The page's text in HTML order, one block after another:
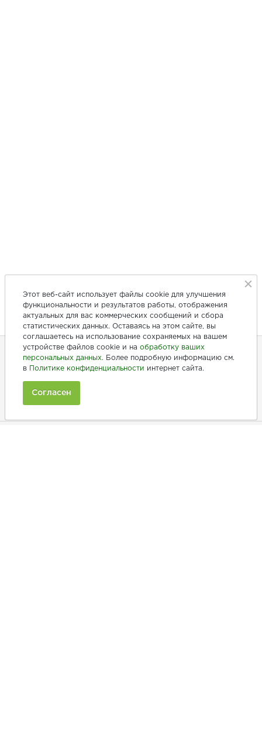
+7 (846) 275-20-10
Этот веб-сайт использует файлы cookie для улучшения
функциональности и результатов работы, отображения
актуальных для вас коммерческих сообщений и сбора
статистических данных. Оставаясь на этом сайте, вы
соглашаетесь на использование сохраняемых на вашем
устройстве файлов cookie и на обработку ваших
персональных данных. Более подробную информацию см.
в
Политике конфиденциальности интернет сайта.
Согласен